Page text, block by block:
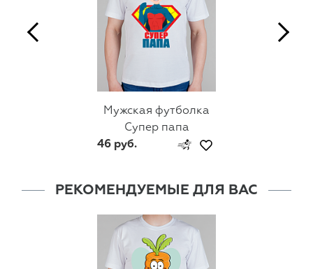
Мужская футболка
Супер папа
46 руб.
РЕКОМЕНДУЕМЫЕ ДЛЯ ВАС